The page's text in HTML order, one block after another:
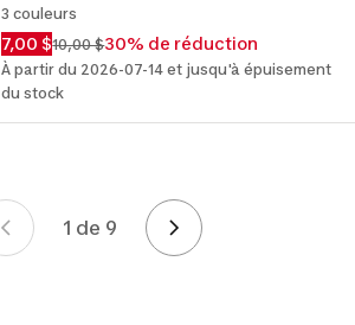
3 couleurs
7,00 $10,00 $30% de réduction
À partir du 2026-07-14 et jusqu'à épuisement
du stock
1 de 9Page 1 de 9